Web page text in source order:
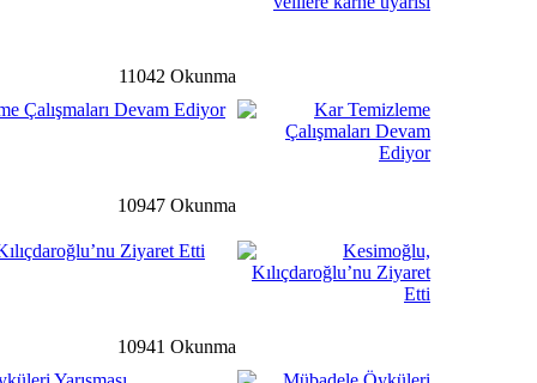
detay ›
detay ›
11042 Okunma
Çalışmaları Devam Ediyor
10947 Okunma
Ziyaret Etti
10941 Okunma